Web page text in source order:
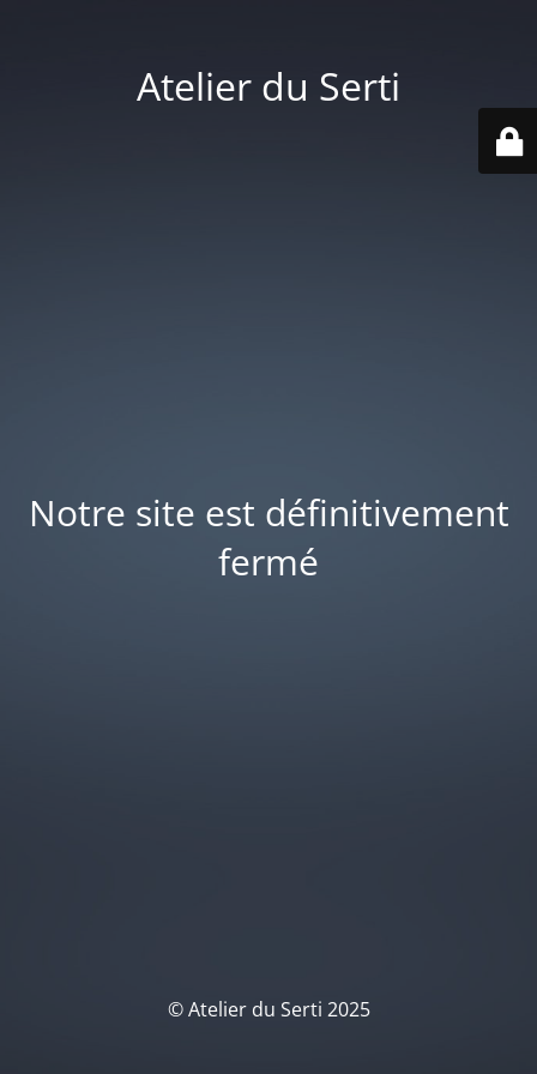
Atelier du Serti
Notre site est définitivement
fermé
© Atelier du Serti 2025